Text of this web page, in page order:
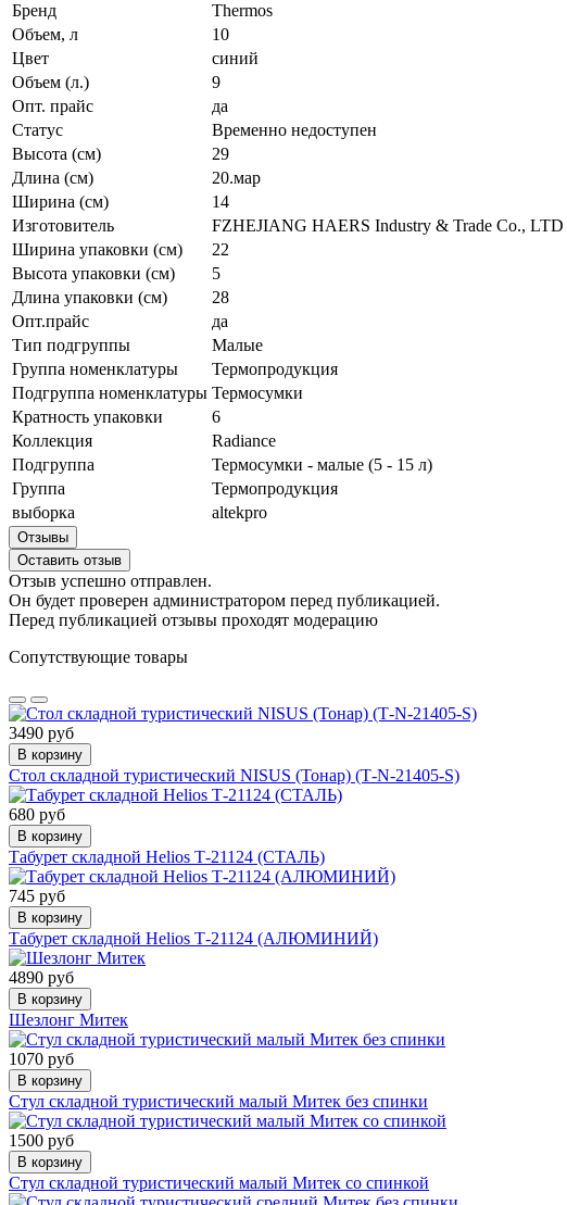
Бренд
Thermos
Объем, л
10
Цвет
синий
Объем (л.)
9
Опт. прайс
да
Статус
Временно недоступен
Высота (см)
29
Длина (см)
20.мар
Ширина (см)
14
Изготовитель
FZHEJIANG HAERS Industry & Trade Co., LTD
Ширина упаковки (см)
22
Высота упаковки (см)
5
Длина упаковки (см)
28
Опт.прайс
да
Тип подгруппы
Малые
Группа номенклатуры
Термопродукция
Подгруппа номенклатуры Термосумки
Кратность упаковки
6
Коллекция
Radiance
Подгруппа
Термосумки - малые (5 - 15 л)
Группа
Термопродукция
выборка
altekpro
Отзывы
Оставить отзыв
Отзыв успешно отправлен.
Он будет проверен администратором перед публикацией.
Перед публикацией отзывы проходят модерацию
Сопутствующие товары
3490 руб
В корзину
Стол складной туристический NISUS (Тонар) (Т-N-21405-S)
680 руб
В корзину
Табурет складной Helios Т-21124 (СТАЛЬ)
745 руб
В корзину
Табурет складной Helios Т-21124 (АЛЮМИНИЙ)
4890 руб
В корзину
Шезлонг Митек
1070 руб
В корзину
Стул складной туристический малый Митек без спинки
1500 руб
В корзину
Стул складной туристический малый Митек со спинкой